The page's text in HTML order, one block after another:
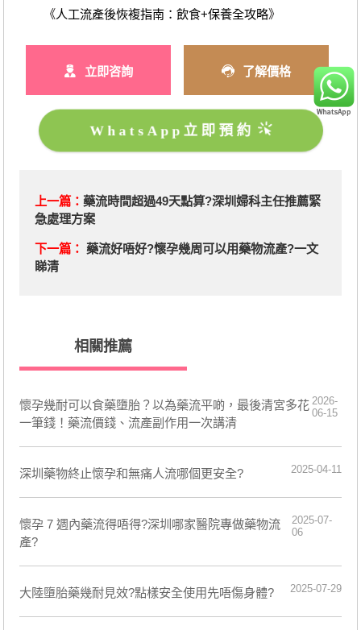
《人工流產後恢複指南：飲食+保養全攻略》
立即咨詢 了解價格
WhatsApp立即預約
上一篇： 藥流時間超過49天點算?深圳婦科主任推薦緊
急處理方案
下一篇： 藥流好唔好?懷孕幾周可以用藥物流產?一文
睇清
相關推薦
懷孕幾耐可以食藥墮胎？以為藥流平啲，最後清宮多花
一筆錢！藥流價錢、流產副作用一次講清
2026-
06-15
深圳藥物終止懷孕和無痛人流哪個更安全? 2025-04-11
懷孕 7 週內藥流得唔得?深圳哪家醫院專做藥物流
產?
2025-07-
06
大陸墮胎藥幾耐見效?點樣安全使用先唔傷身體? 2025-07-29